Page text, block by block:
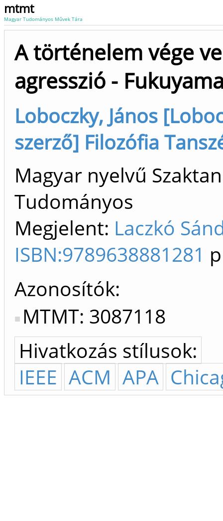
mtmt
Magyar Tudományos Művek Tára
A történelem vége
agresszió -
Loboczky, János
szerző] Filozófia
Magyar nyelvű
Tudományos
Megjelent: Laczkó
ISBN:9789638881281
Azonosítók
MTMT: 3087118
Hivatkozás stílusok:
IEEE ACM APA